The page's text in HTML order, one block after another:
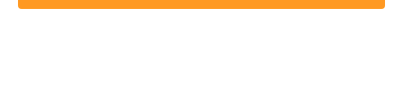
14 dienunaudas atmaksas garantija